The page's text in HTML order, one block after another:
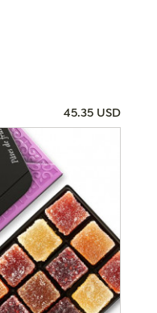
45.35 USD